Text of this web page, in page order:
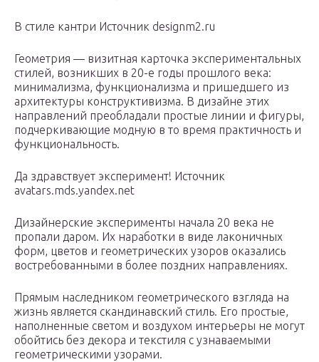
В стиле кантри Источник designm2.ru
Геометрия — визитная карточка экспериментальных
стилей, возникших в 20-е годы прошлого века:
минимализма, функционализма и пришедшего из
архитектуры конструктивизма. В дизайне этих
направлений преобладали простые линии и фигуры,
подчеркивающие модную в то время практичность и
функциональность.
Да здравствует эксперимент! Источник
avatars.mds.yandex.net
Дизайнерские эксперименты начала 20 века не
пропали даром. Их наработки в виде лаконичных
форм, цветов и геометрических узоров оказались
востребованными в более поздних направлениях.
Прямым наследником геометрического взгляда на
жизнь является скандинавский стиль. Его простые,
наполненные светом и воздухом интерьеры не могут
обойтись без декора и текстиля с узнаваемыми
геометрическими узорами.